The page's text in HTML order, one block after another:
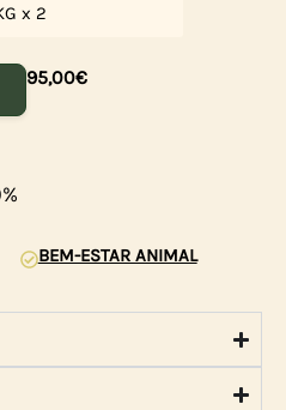
x 2
95,00€
BEM-ESTAR ANIMAL